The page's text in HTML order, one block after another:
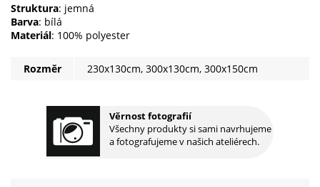
Věrnost fotografií
Všechny produkty si sami navrhujeme
a fotografujeme v našich ateliérech.
Struktura: jemná
Barva: bílá
Materiál: 100% polyester
Rozměr 230x130cm, 300x130cm, 300x150cm